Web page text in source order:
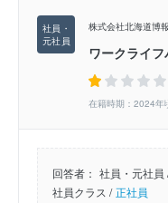
株式会社北海道博
ワークライ
在籍時期：2024年
回答者： 社員・元社員
社員クラス / 正社員